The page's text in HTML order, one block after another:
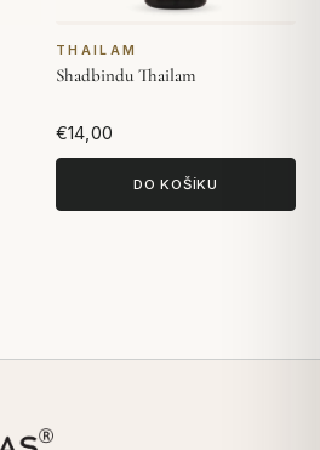
THAILAM
Shadbindu Thailam
€14,00
DO KOŠÍKU